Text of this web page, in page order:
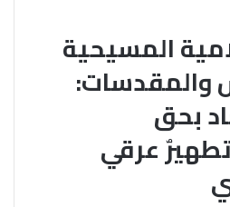
المسيحية
والمقدسات:
بحق
عرقي